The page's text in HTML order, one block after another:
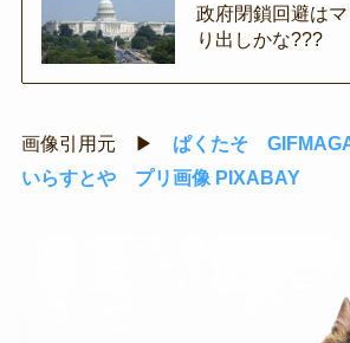
政府閉鎖回避は
り出しかな???
画像引用元 ▶ ぱくたそ
いらすとや
プリ画像 PIXABAY